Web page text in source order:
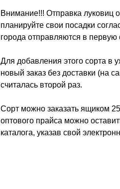
Внимание!!! Отправка луковиц
планируйте свои посадки
города отправляются в первую
Для добавления этого сорта в
новый заказ без доставки (на
считалась второй раз.
Сорт можно заказать ящиком
оптового прайса можно
каталога, указав свой